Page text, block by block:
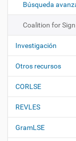
n
Búsqueda
Coalition for
Investigación
Otros recursos
CORLSE
REVLES
GramLSE